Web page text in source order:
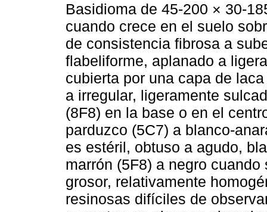
Basidioma de 45-200 × 30-
cuando crece en el suelo
de consistencia fibrosa a
flabeliforme, aplanado a
cubierta por una capa de
a irregular, ligeramente
(8F8) en la base o en el
parduzco (5C7) a blanco-
es estéril, obtuso a agudo,
marrón (5F8) a negro
grosor, relativamente
resinosas difíciles de